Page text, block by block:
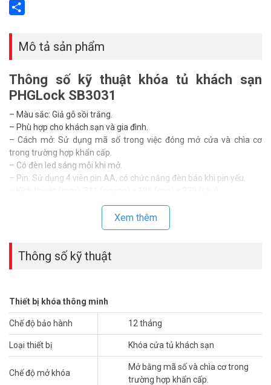
Email
Mô tả sản phẩm
Thông số kỹ thuật khóa tủ khách sạn
PHGLock SB3031
– Màu sắc: Giả gỗ sồi trắng.
– Phù hợp cho khách sạn và gia đình.
– Cách mở: Sử dụng mã số trong việc đóng mở cửa và chìa cơ
trong trường hợp khẩn cấp.
– Có đèn led sáng mỗi khi mở.
– Pin: Sử dụng 4 viên pin AA, có chức năng đèn báo khi pin yếu.
Khóa cửa vân tay cho cửa kính PHGLOCK FG3605 (Đen)
HOTLINE 1900.9259
để được hỗ trợ tốt nhất. Tham khảo thêm
thông tin tại
Facebook Vuhoangtelecom
Xem thêm
Thông số kỹ thuật
Thiết bị khóa thông minh
Chế độ bảo hành 12 tháng
Loại thiết bị Khóa cửa tủ khách sạn
Chế độ mở khóa
Mở bằng mã số và chìa cơ trong
trường hợp khẩn cấp.